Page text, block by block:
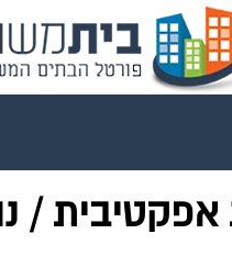
אפקטיבית /